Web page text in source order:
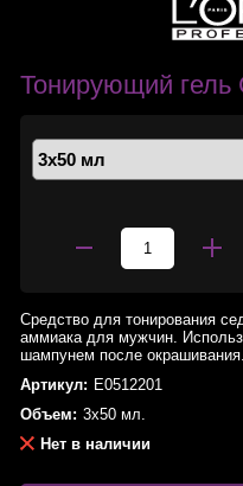
Тонирующий
Средство для тонирования
аммиака для мужчин.
шампунем после
Артикул: E0512201
Объем: 3x50 мл.
Нет в наличии